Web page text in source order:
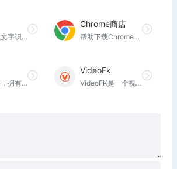
白描是在线文字识别工具，支持图片转文字、电子表格文字识别、PDF转文字等功能。
Chrome商店
帮助下载Chrome插件，Chrome网上应用店，在桌面设备上通过扩展程序、主题背景和应用对Chrome进行自定义和个性化设置。 让Chrome 功能更强大
在线工具箱，拥有视频工具、音频工具、图片工具、 PDF工具、办公辅助、设计工具、文本工具、数字工具、加密工具、单位转换等等工具。同时拥有良好的用户体验，为您的工作学习提升效率！
VideoFk
VideoFK是一个视频下载工具，支持下载所有视频格式，您可以轻松地从Videofk和其他网站免费下载数千个视频，将视频保存为最高质量的高清 MP4 或 MP3。